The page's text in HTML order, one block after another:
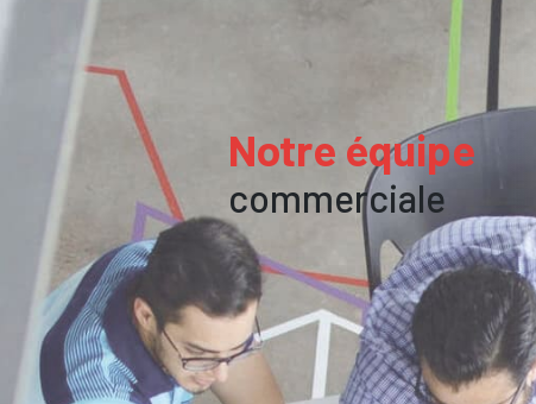
Notre équipe
commerciale